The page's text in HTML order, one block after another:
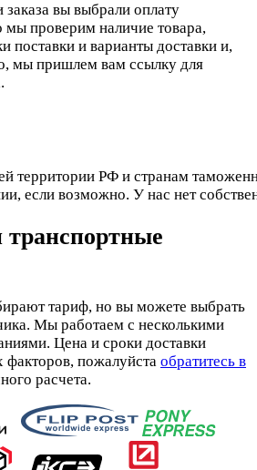
вы выбрали оплату
мы проверим наличие товара,
поставки и варианты доставки и,
мы пришлем вам ссылку для
территории РФ и странам
если возможно. У нас нет
транспортные
тариф, но вы можете выбрать
Мы работаем с несколькими
Цена и сроки доставки
факторов, пожалуйста обратитесь в
расчета.